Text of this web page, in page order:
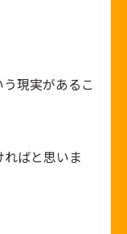
現実があるこ
ばと思いま